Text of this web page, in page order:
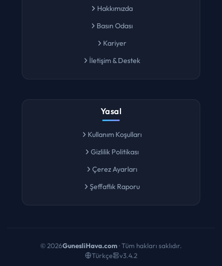
Yasal
GunesliHava.com· Tüm hakları saklıdır.